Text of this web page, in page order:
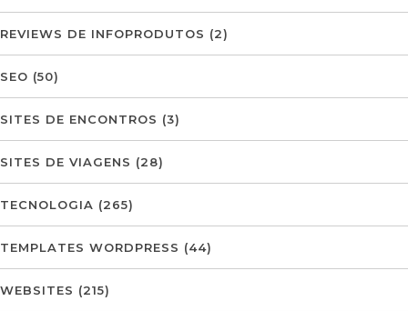
REVIEWS DE INFOPRODUTOS (2)
SEO (50)
SITES DE ENCONTROS (3)
SITES DE VIAGENS (28)
TECNOLOGIA (265)
TEMPLATES WORDPRESS (44)
WEBSITES (215)